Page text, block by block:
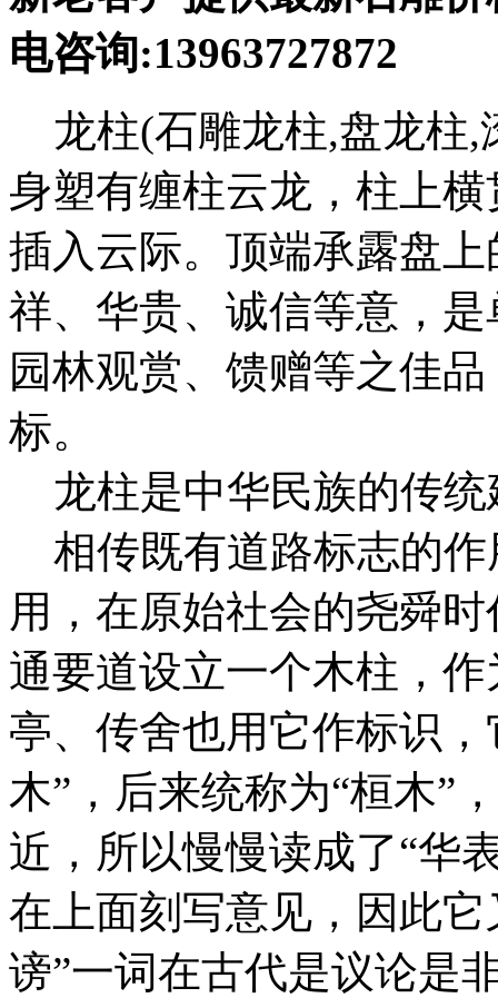
电咨询:13963727872
龙柱(石雕龙柱,盘龙柱,
身塑有缠柱云龙，柱上
插入云际。顶端承露盘
祥、华贵、诚信等意，
园林观赏、馈赠等之佳
标。
龙柱是中华民族的传统
相传既有道路标志的作
用，在原始社会的尧舜
通要道设立一个木柱，
亭、传舍也用它作标识
木”，后来统称为“桓木”
近，所以慢慢读成了“华
在上面刻写意见，因此它
谤”一词在古代是议论是